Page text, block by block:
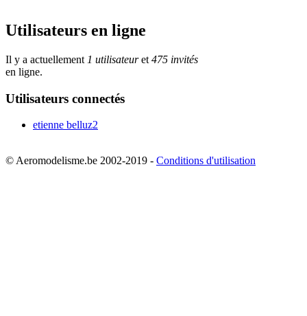
Utilisateurs en ligne
Il y a actuellement 1 utilisateuret 475 invités
en ligne.
Utilisateurs connectés
etienne belluz2
© Aeromodelisme.be 2002-2019 - Conditions d'utilisation